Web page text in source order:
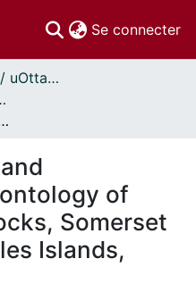
Se connecter
Thèses uOttawa // uOttawa Theses
1910 - 2010
paleozoic rocks, Somerset and Prince of Wales Islands, N.W.T.
of
Somerset
Islands,